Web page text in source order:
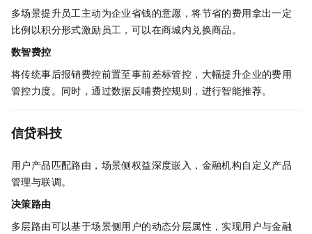
多场景提升员工主动为企业省钱的意愿，将节省的费用拿出一定
比例以积分形式激励员工，可以在商城内兑换商品。
数智费控
将传统事后报销费控前置至事前差标管控，大幅提升企业的费用
管控力度。同时，通过数据反哺费控规则，进行智能推荐。
信贷科技
用户产品匹配路由，场景侧权益深度嵌入，金融机构自定义产品
管理与联调。
决策路由
多层路由可以基于场景侧用户的动态分层属性，实现用户与金融